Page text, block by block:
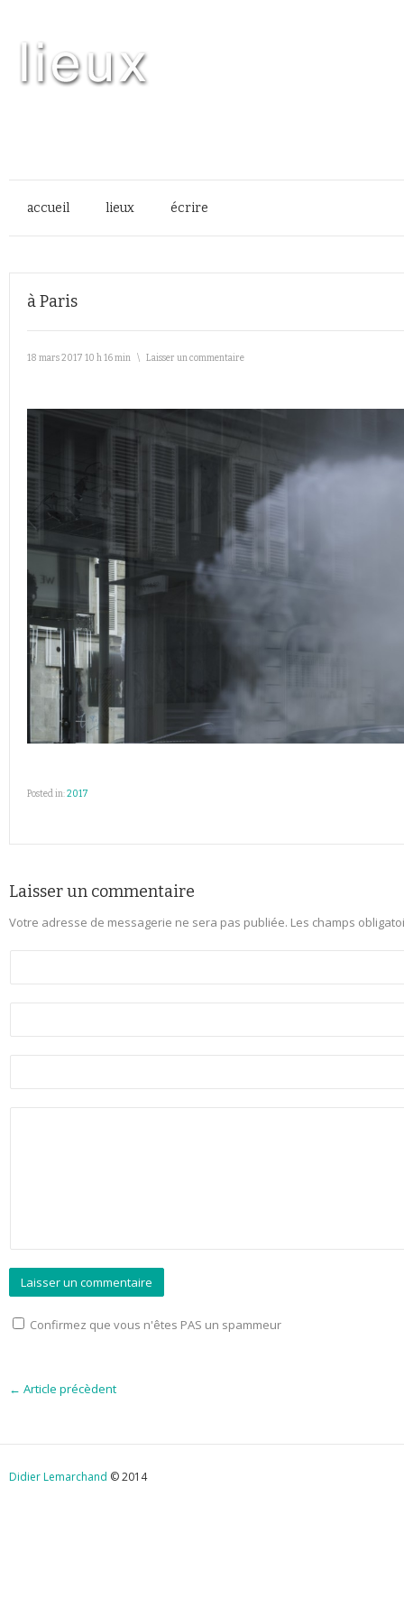
accueil lieux écrire
à Paris
18 mars 2017 10 h 16 min \ Laisser un commentaire
Posted in:2017
Laisser un commentaire
Votre adresse de messagerie ne sera pas publiée. Les champs
Confirmez que vous n'êtes PAS un spammeur
← Article précèdent
Didier Lemarchand © 2014